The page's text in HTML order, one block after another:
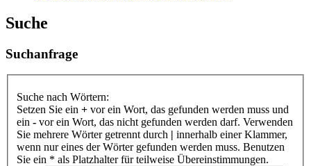
Suche
Suchanfrage
Suche nach Wörtern:
Setzen Sie ein + vor ein Wort, das gefunden werden muss und
ein - vor ein Wort, das nicht gefunden werden darf. Verwenden
Sie mehrere Wörter getrennt durch | innerhalb einer Klammer,
wenn nur eines der Wörter gefunden werden muss. Benutzen
Sie ein * als Platzhalter für teilweise Übereinstimmungen.